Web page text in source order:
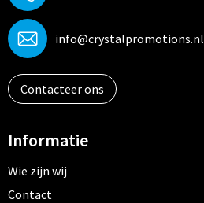
info@crystalpromotions.nl
Contacteer ons
Informatie
Wie zijn wij
Contact